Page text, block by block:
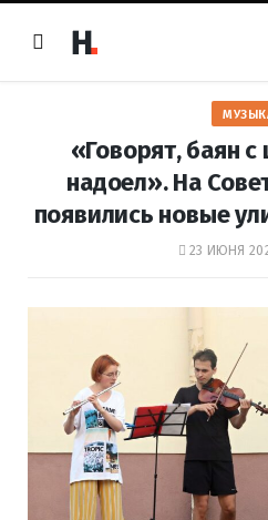
«Говорят, баян
надоел». На
появились новые
23 ИЮНЯ